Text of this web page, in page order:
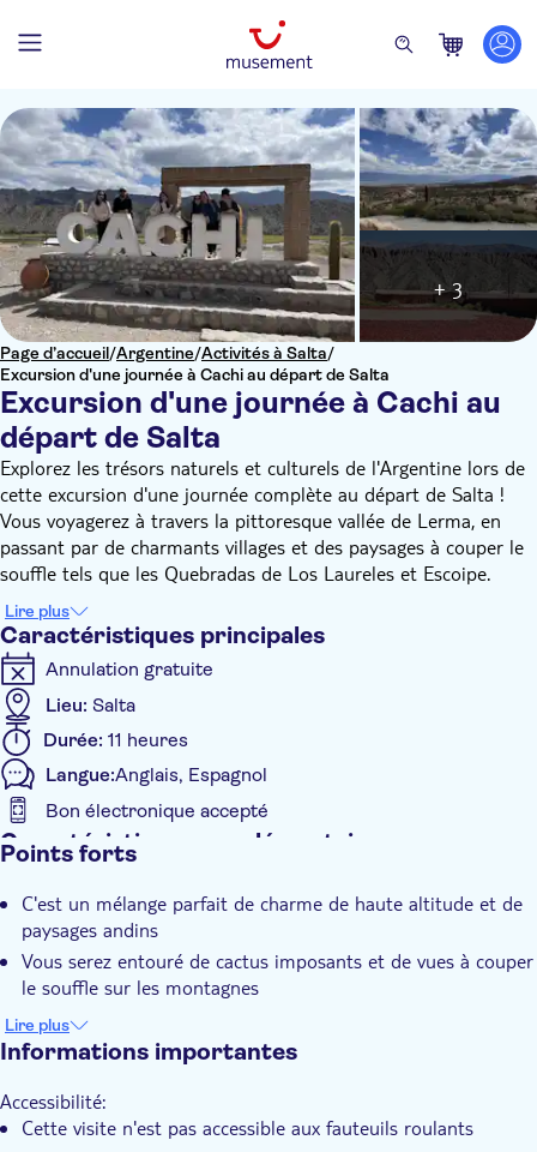
Page d’accueil/Argentine/Activités à Salta/
Excursion d'une journée à Cachi au départ de Salta
Excursion d'une journée à Cachi au
départ de Salta
+ 3
Explorez les trésors naturels et culturels de l'Argentine lors de
cette excursion d'une journée complète au départ de Salta !
Vous voyagerez à travers la pittoresque vallée de Lerma, en
passant par de charmants villages et des paysages à couper le
souffle tels que les Quebradas de Los Laureles et Escoipe.
Accompagné de guides locaux, vous explorerez la vallée
enchantée, le parc national de Los Cardones et le sentier
historique de l'Inca.
Voyagez à travers des paysages de montagne à couper le
souffle, en passant par la Cuesta del Obispo et la Piedra del
Molino à 3384 mètres d'altitude.
À Cachi, vous profiterez de vues panoramiques sur le Nevado
de Cachi et Payogasta et visiterez son musée d'archéologie et
son église emblématique.
Lire plus
Caractéristiques principales
Annulation gratuite
Lieu: Salta
Durée: 11 heures
Langue:Anglais, Espagnol
Bon électronique accepté
Caractéristiques supplémentaires
Visite guidée
Pick-up à l'hôtel
Transport inclus
Points forts
C'est un mélange parfait de charme de haute altitude et de
paysages andins
Vous serez entouré de cactus imposants et de vues à couper
le souffle sur les montagnes
Il combine la vie d'un village isolé avec des paysages
saisissants de parc national
traditions de la région
Vous découvrirez l'un des coins les plus pittoresques et
Lire plus
Informations importantes
Accessibilité:
Cette visite n'est pas accessible aux fauteuils roulants